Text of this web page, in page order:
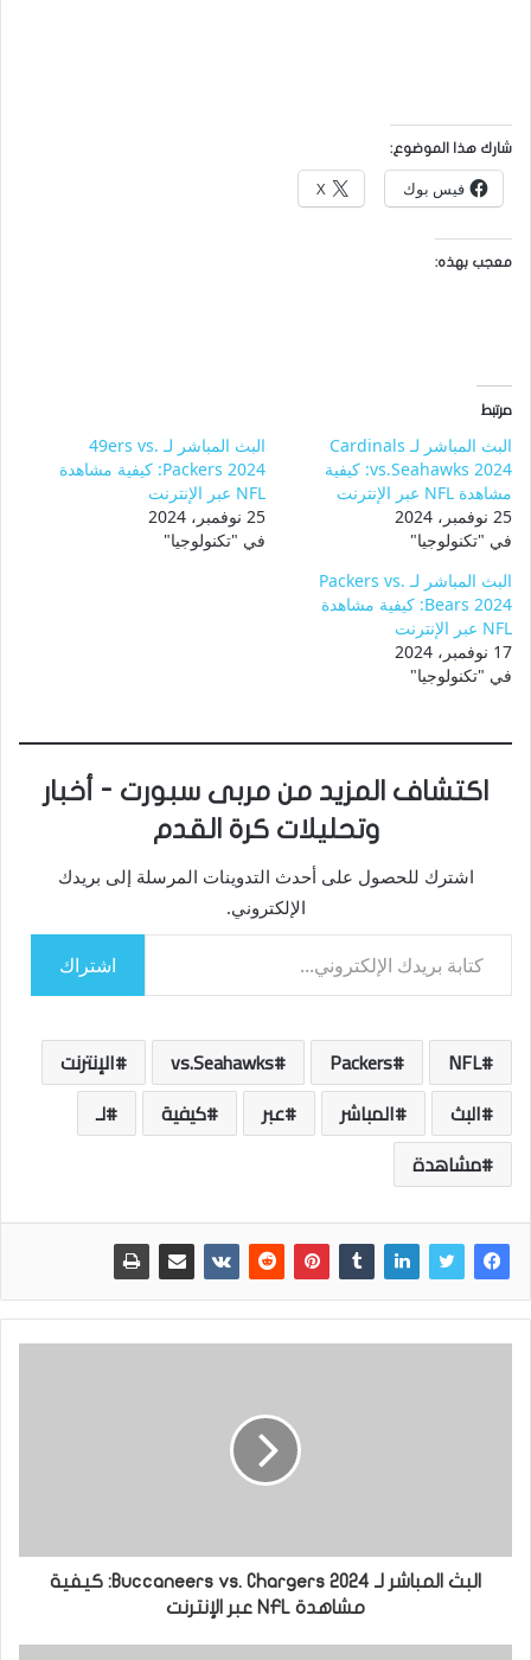
شارك هذا الموضوع:
فيس بوك X
معجب بهذه:
مرتبط
البث المباشر لـ Cardinals
vs.Seahawks 2024: كيفية
مشاهدة NFL عبر الإنترنت
25 نوفمبر، 2024
في "تكنولوجيا"
البث المباشر لـ 49ers vs.
Packers 2024: كيفية مشاهدة
NFL عبر الإنترنت
25 نوفمبر، 2024
في "تكنولوجيا"
البث المباشر لـ Packers vs.
Bears 2024: كيفية مشاهدة
NFL عبر الإنترنت
17 نوفمبر، 2024
في "تكنولوجيا"
اكتشاف المزيد من مربى سبورت - أخبار
وتحليلات كرة القدم
اشترك للحصول على أحدث التدوينات المرسلة إلى بريدك
الإلكتروني.
كتابة بريدك الإلكتروني...
اشتراك
NFL
Packers
vs.Seahawks
الإنترنت
البث
المباشر عبر كيفية
لـ
مشاهدة
البث المباشر لـ Buccaneers vs. Chargers 2024: كيفية
مشاهدة NFL عبر الإنترنت